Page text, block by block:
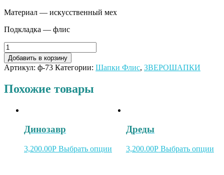
Материал — искусственный мех
Подкладка — флис
Добавить в корзину
Артикул: ф-73 Категории: Шапки Флис, ЗВЕРОШАПКИ
Похожие товары
Динозавр
3,200.00Р Выбрать опции
Дреды
3,200.00Р Выбрать опции